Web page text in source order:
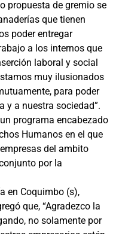
propuesta de gremio se
que tienen
poder entregar
a los internos que
laboral y social
muy ilusionados
para poder
y a nuestra sociedad”.
programa encabezado
Humanos en el que
del ambito
por la
en Coquimbo (s),
que, “Agradezco la
no solamente por